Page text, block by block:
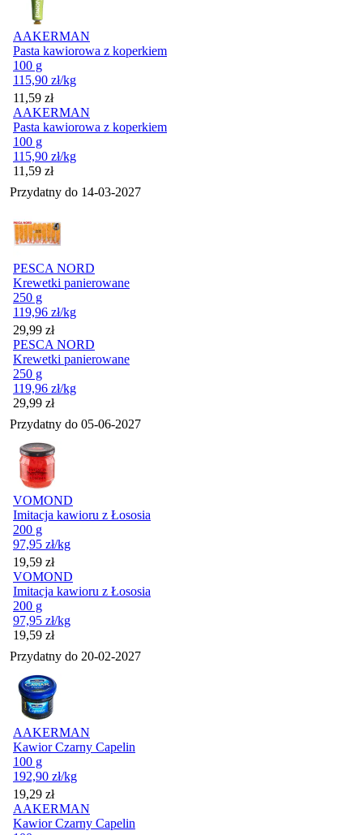
AAKERMAN
Pasta kawiorowa z koperkiem
100 g
115,90 zł/kg
Cena
11,59 zł
AAKERMAN
Pasta kawiorowa z koperkiem
100 g
115,90 zł/kg
Cena
11,59 zł
Przydatny do 14-03-2027
PESCA NORD
Krewetki panierowane
250 g
119,96 zł/kg
Cena
29,99 zł
PESCA NORD
Krewetki panierowane
250 g
119,96 zł/kg
Cena
29,99 zł
Przydatny do 05-06-2027
VOMOND
Imitacja kawioru z Łososia
200 g
97,95 zł/kg
Cena
19,59 zł
VOMOND
Imitacja kawioru z Łososia
200 g
97,95 zł/kg
Cena
19,59 zł
Przydatny do 20-02-2027
AAKERMAN
Kawior Czarny Capelin
100 g
192,90 zł/kg
Cena
19,29 zł
AAKERMAN
Kawior Czarny Capelin